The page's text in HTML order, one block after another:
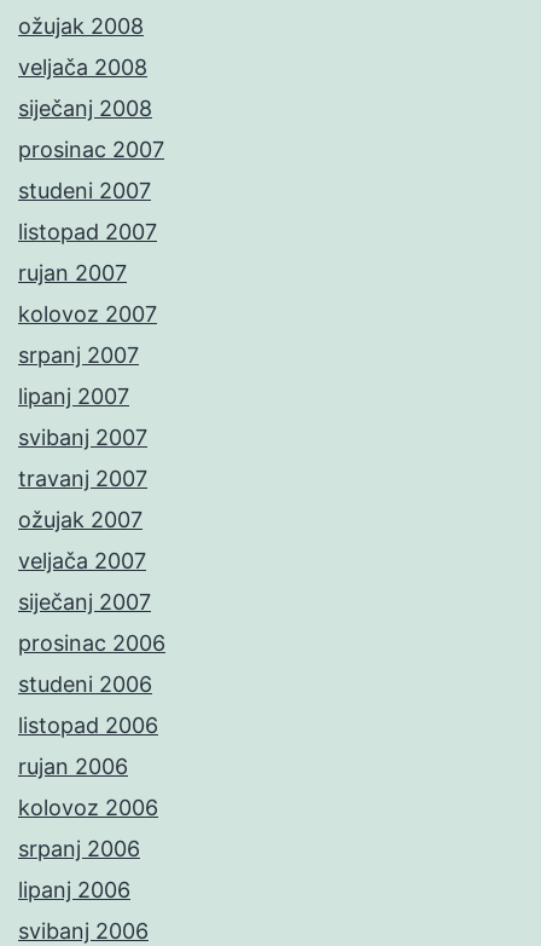
ožujak 2008
veljača 2008
siječanj 2008
prosinac 2007
studeni 2007
listopad 2007
rujan 2007
kolovoz 2007
srpanj 2007
lipanj 2007
svibanj 2007
travanj 2007
ožujak 2007
veljača 2007
siječanj 2007
prosinac 2006
studeni 2006
listopad 2006
rujan 2006
kolovoz 2006
srpanj 2006
lipanj 2006
svibanj 2006